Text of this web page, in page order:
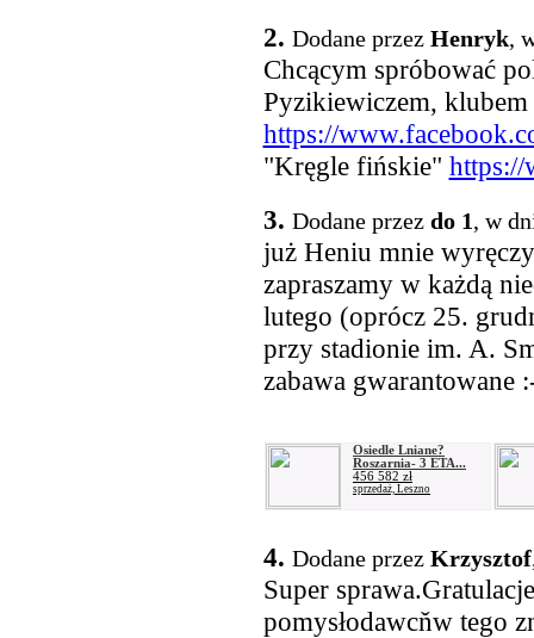
2. Dodane przez Henryk,
Chcącym spróbować
Pyzikiewiczem,
https://
"Kręgle fińskie" https://
3. Dodane przez do 1, w
już Heniu mnie
zapraszamy w każdą
lutego (oprócz 25.
przy stadionie im. A.
zabawa gwarantowane
Osiedle Lniane?
Roszarnia- 3 ETA...
456 582 zł
sprzedaż, Leszno
4. Dodane przez Krzysztof
Super
pomysłodawcňw tego